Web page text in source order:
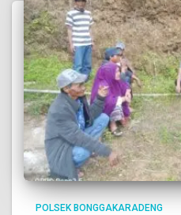
POLSEK BONGGAKARADENG